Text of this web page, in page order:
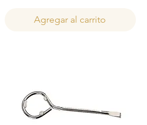
Agregar al carrito